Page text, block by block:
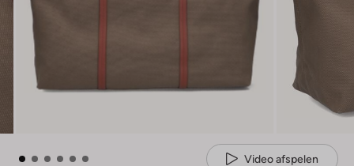
Video afspelen